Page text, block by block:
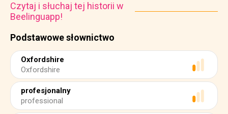
Podstawowe słownictwo
Oxfordshire
Oxfordshire
profesjonalny
professional
Czytaj i słuchaj tej historii w
Beelinguapp!